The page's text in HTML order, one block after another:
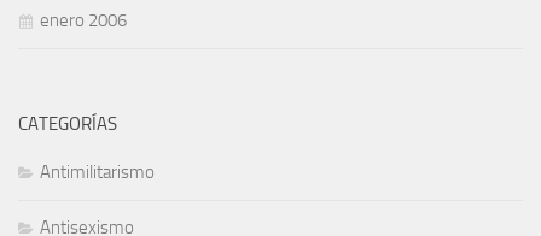
enero 2006
CATEGORÍAS
Antimilitarismo
Antisexismo